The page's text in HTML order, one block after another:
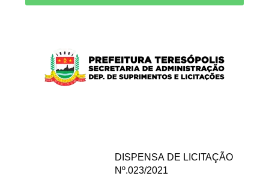
DISPENSA DE LICITAÇÃO
Nº.023/2021